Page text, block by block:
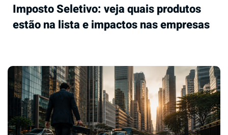
Imposto Seletivo: veja quais produtos
estão na lista e impactos nas empresas